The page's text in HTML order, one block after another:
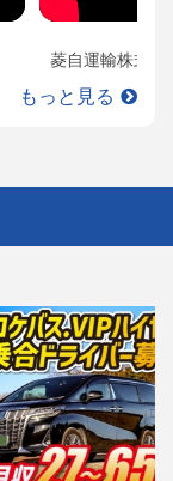
菱自運輸株式会
もっと見る